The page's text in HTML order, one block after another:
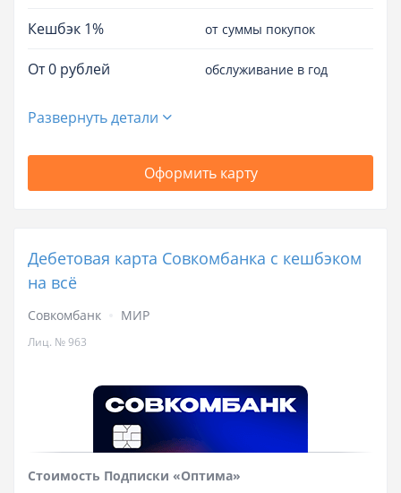
Кешбэк 1% от суммы покупок
От 0 рублей обслуживание в год
Развернуть детали
Оформить карту
Дебетовая карта Совкомбанка с кешбэком
на всё
Совкомбанк МИР
Лиц. № 963
Стоимость Подписки «Оптима»